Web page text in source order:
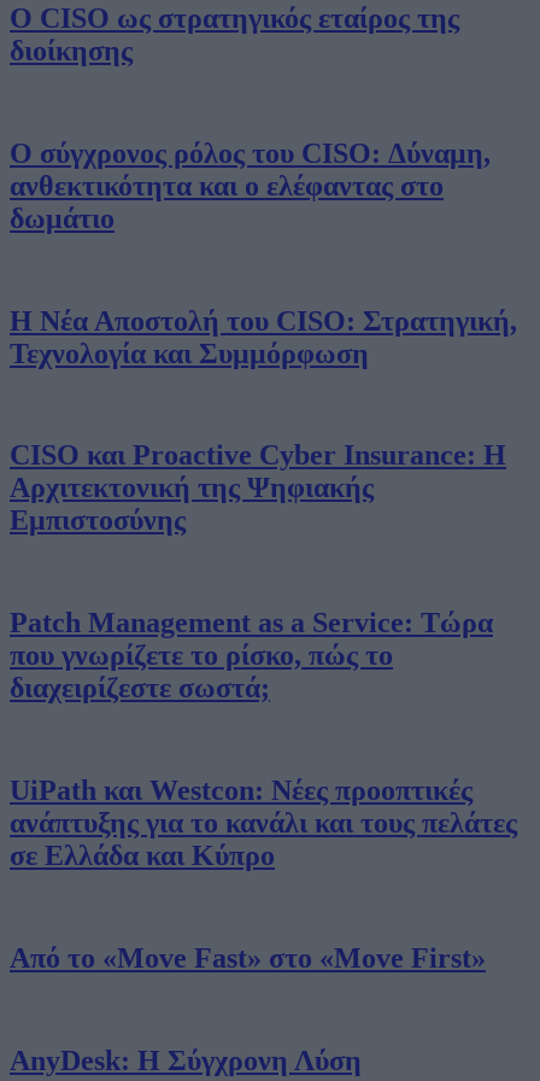
Ο CISO ως στρατηγικός εταίρος της
διοίκησης
Ο σύγχρονος ρόλος του CISO: Δύναμη,
ανθεκτικότητα και ο ελέφαντας στο
δωμάτιο
Η Νέα Αποστολή του CISO: Στρατηγική,
Τεχνολογία και Συμμόρφωση
CISO και Proactive Cyber Insurance: Η
Αρχιτεκτονική της Ψηφιακής
Εμπιστοσύνης
Patch Management as a Service: Τώρα
που γνωρίζετε το ρίσκο, πώς το
διαχειρίζεστε σωστά;
UiPath και Westcon: Νέες προοπτικές
ανάπτυξης για το κανάλι και τους πελάτες
σε Ελλάδα και Κύπρο
Από το «Move Fast» στο «Move First»
AnyDesk: Η Σύγχρονη Λύση